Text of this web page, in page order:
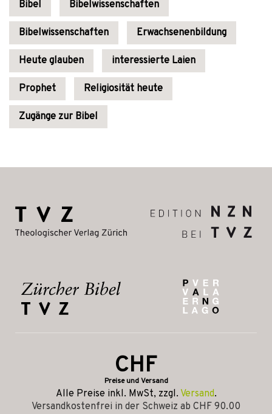
Bibel Bibelwissenschaften
Bibelwissenschaften Erwachsenenbildung
Heute glauben interessierte Laien
Prophet Religiosität heute
Zugänge zur Bibel
CHF
Preise und Versand
Alle Preise inkl. MwSt, zzgl. Versand.
Versandkostenfrei in der Schweiz ab CHF 90.00